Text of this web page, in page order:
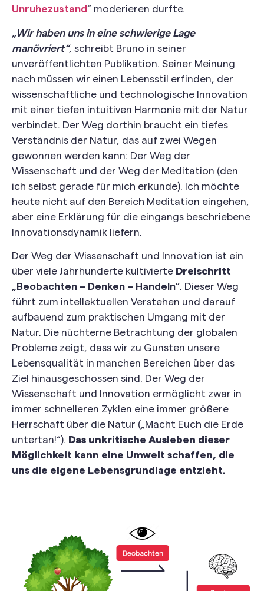
Unruhezustand “ moderieren durfte.
„Wir haben uns in eine schwierige Lage
manövriert“, schreibt Bruno in seiner
unveröffentlichten Publikation. Seiner Meinung
nach müssen wir einen Lebensstil erfinden, der
wissenschaftliche und technologische Innovation
mit einer tiefen intuitiven Harmonie mit der Natur
verbindet. Der Weg dorthin braucht ein tiefes
Verständnis der Natur, das auf zwei Wegen
gewonnen werden kann: Der Weg der
Wissenschaft und der Weg der Meditation (den
ich selbst gerade für mich erkunde). Ich möchte
heute nicht auf den Bereich Meditation eingehen,
aber eine Erklärung für die eingangs beschriebene
Innovationsdynamik liefern.
Der Weg der Wissenschaft und Innovation ist ein
über viele Jahrhunderte kultivierte Dreischritt
„Beobachten – Denken – Handeln“. Dieser Weg
führt zum intellektuellen Verstehen und darauf
aufbauend zum praktischen Umgang mit der
Natur. Die nüchterne Betrachtung der globalen
Probleme zeigt, dass wir zu Gunsten unsere
Lebensqualität in manchen Bereichen über das
Ziel hinausgeschossen sind. Der Weg der
Wissenschaft und Innovation ermöglicht zwar in
immer schnelleren Zyklen eine immer größere
Herrschaft über die Natur („Macht Euch die Erde
untertan!“). Das unkritische Ausleben dieser
Möglichkeit kann eine Umwelt schaffen, die
uns die eigene Lebensgrundlage entzieht.